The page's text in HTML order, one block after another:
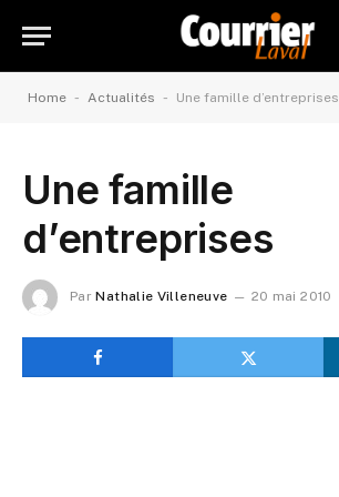
Home - Actualités - Une famille d’entreprises
Une famille
d’entreprises
Par Nathalie Villeneuve 20 mai 2010